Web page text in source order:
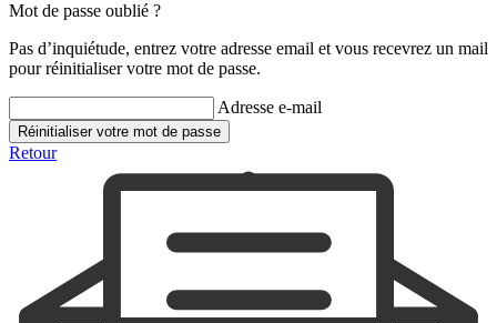
Mot de passe oublié ?
Pas d’inquiétude, entrez votre adresse email et vous recevrez un mail
pour réinitialiser votre mot de passe.
Adresse e-mail
Réinitialiser votre mot de passe
Retour